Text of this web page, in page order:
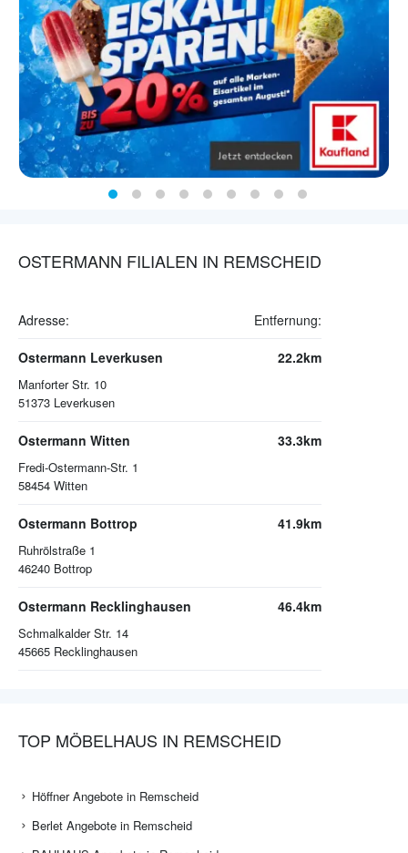
OSTERMANN FILIALEN IN REMSCHEID
Adresse: Entfernung:
Ostermann Leverkusen
Manforter Str. 10
51373 Leverkusen
22.2km
Ostermann Witten
Fredi-Ostermann-Str. 1
58454 Witten
33.3km
Ostermann Bottrop
Ruhrölstraße 1
46240 Bottrop
41.9km
Ostermann Recklinghausen
Schmalkalder Str. 14
45665 Recklinghausen
46.4km
TOP MÖBELHAUS IN REMSCHEID
Höffner Angebote in Remscheid
Berlet Angebote in Remscheid